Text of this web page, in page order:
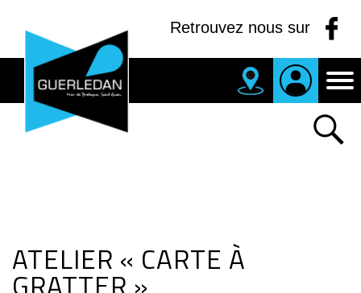
Retrouvez nous sur
ATELIER « CARTE À